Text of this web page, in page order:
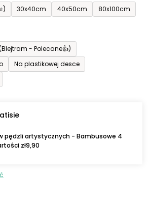
30x40cm 40x50cm 80x100cm
- Polecane👍)
Na plastikowej desce
pędzli artystycznych - Bambusowe 4
zł9,90